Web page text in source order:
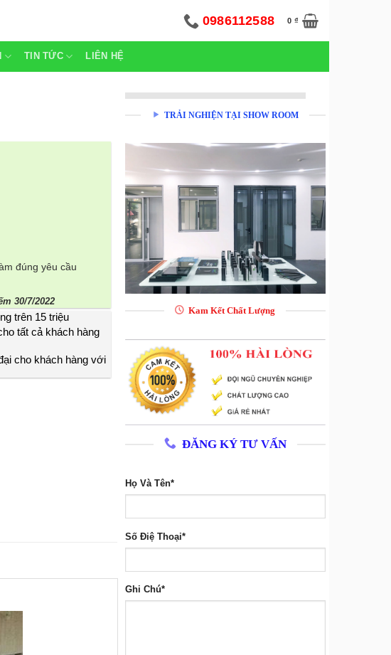
0986112588 0 ₫
TIN TỨC LIÊN HỆ
đúng yêu cầu
30/7/2022
trên 15 triệu
tất cả khách hàng
cho khách hàng với
TRẢI NGHIỆN TẠI SHOW ROOM
Kam Kết Chất Lượng
ĐĂNG KÝ TƯ VẤN
Họ Và Tên*
Số Điệ Thoại*
Ghi Chú*